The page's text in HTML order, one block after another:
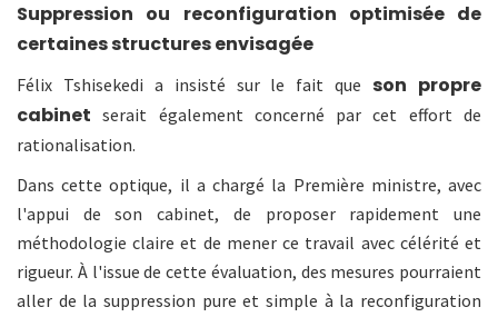
Suppression ou reconfiguration optimisée de
certaines structures envisagée
Félix Tshisekedi a insisté sur le fait queson propre
cabinet serait également concerné par cet effort de
rationalisation.
Dans cette optique, il a chargé la Première ministre, avec
l'appui de son cabinet, de proposer rapidement une
méthodologie claire et de mener ce travail avec célérité et
rigueur. À l'issue de cette évaluation, des mesures pourraient
aller de la suppression pure et simple à la reconfiguration